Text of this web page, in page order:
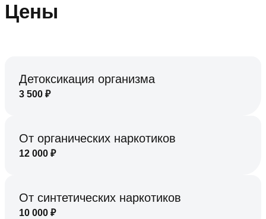
Цены
Детоксикация организма
3 500 ₽
От органических наркотиков
12 000 ₽
От синтетических наркотиков
10 000 ₽